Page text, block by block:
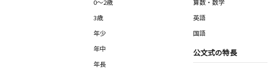
0～2歳
3歳
年少
年中
年長
算数・数学
英語
国語
公文式の特長